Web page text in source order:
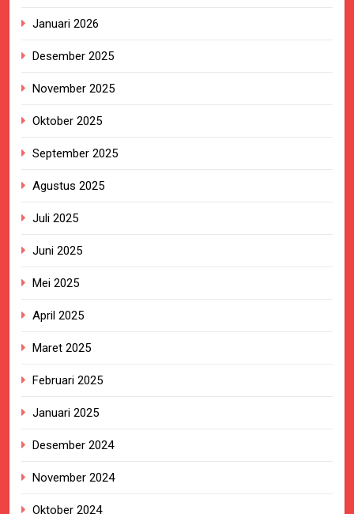
Januari 2026
Desember 2025
November 2025
Oktober 2025
September 2025
Agustus 2025
Juli 2025
Juni 2025
Mei 2025
April 2025
Maret 2025
Februari 2025
Januari 2025
Desember 2024
November 2024
Oktober 2024